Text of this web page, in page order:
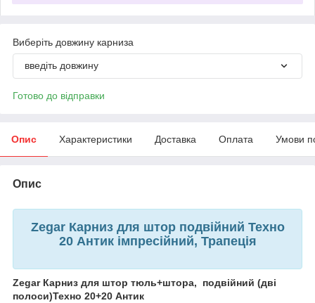
Виберіть довжину карниза
введіть довжину
Готово до відправки
Опис Характеристики Доставка Оплата Умови
Опис
Zegar Карниз для штор подвійний Техно
20 Антик імпресійний, Трапеція
Zegar Карниз для штор тюль+штора, подвійний (дві
полоси)Техно 20+20 Антик